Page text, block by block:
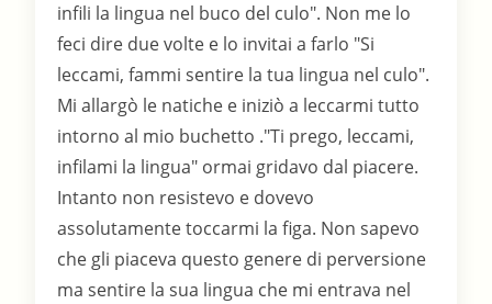
infili la lingua nel buco del culo". Non me lo
feci dire due volte e lo invitai a farlo "Si
leccami, fammi sentire la tua lingua nel culo".
Mi allargò le natiche e iniziò a leccarmi tutto
intorno al mio buchetto ."Ti prego, leccami,
infilami la lingua" ormai gridavo dal piacere.
Intanto non resistevo e dovevo
assolutamente toccarmi la figa. Non sapevo
che gli piaceva questo genere di perversione
ma sentire la sua lingua che mi entrava nel